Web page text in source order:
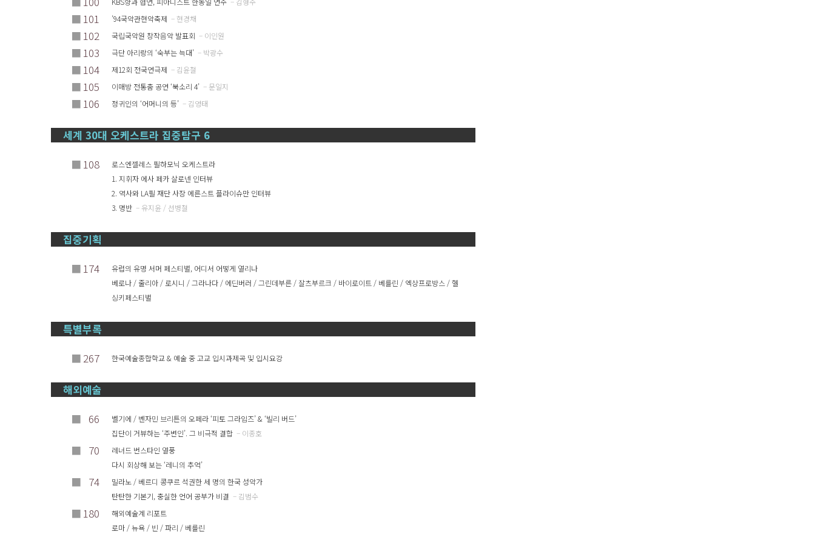
■ 101 ’94국악관현악축제 – 현경채
■ 102 국립국악원 창작음악 발표회 – 이인원
■ 103 극단 아리랑의 ‘숙부는 늑대’ – 박광수
■ 104 제12회 전국연극제 – 김윤철
■ 105 이매방 전통춤 공연 ‘북소리 4’ – 문일지
■ 106 정귀인의 ‘어머니의 등’ – 김영태
세계 30대 오케스트라 집중탐구 6
■ 108
로스엔젤레스 필하모닉 오케스트라
1. 지휘자 에사 페카 살로넨 인터뷰
2. 역사와 LA필 재단 사장 에른스트 플라이슈만 인터뷰
3. 명반 – 유지윤 / 선병철
집중기획
■ 174
유럽의 유명 서머 페스티벌, 어디서 어떻게 열리나
베로나 / 줄리아 / 로시니 / 그라나다 / 에딘버러 / 그린데부른 / 잘츠부르크 / 바이로이트 / 베를린 / 엑상프로방스 / 헬
싱키페스티벌
특별부록
■ 267 한국예술종합학교 & 예술 중 고교 입시과제곡 및 입시요강
해외예술
■ 66
벨기에 / 벤자민 브리튼의 오페라 ‘피토 그라임즈’ & ‘빌리 버드’
집단이 거뷰하는 ‘주변인’. 그 비극적 결합 – 이종호
■ 70
레너드 번스타인 열풍
다시 회상해 보는 ‘레니의 추억’
■ 74
밀라노 / 베르디 콩쿠르 석권한 세 명의 한국 성악가
탄탄한 기본기, 충실한 언어 공부가 비결 – 김범수
■ 180
해외예술계 리포트
로마 / 뉴욕 / 빈 / 파리 / 베를린